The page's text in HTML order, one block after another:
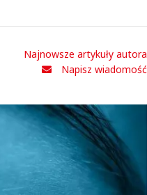
Najnowsze artykuły autora
Napisz wiadomość